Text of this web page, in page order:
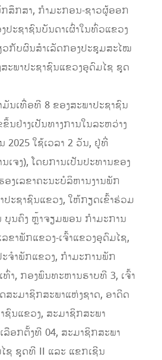
ສຶກສາ, ກຳມະກອນ-ຊາວຜູ້ອອກ
ປະຊາຊົນບັນດາເຜົ່າໃນທົ່ວແຂວງ
ກັບຜົນສໍາເລັດກອງປະຊຸມສະໄໝ
ະພາປະຊາຊົນແຂວງອຸດົມໄຊ ຊຸດ
ນເທື່ອທີ 8 ຂອງສະພາປະຊາຊົນ
ນຢ່າງເປັນທາງການໃນລະຫວ່າງ
2025 ໃຊ້ເວລາ 2 ວັນ, ຢູ່ທີ່
ເຈງ), ໂດຍການເປັນປະທານຂອງ
ງເລຂາຄະນະບໍລິຫານງານພັກ
ປະຊາຊົນແຂວງ, ໃຫ້ກຽດເຂົ້າຮ່ວມ
ບຸນຄົງ ຫຼ້າຈຽມພອນ ກໍາມະການ
ຂາພັກແຂວງ-ເຈົ້າແຂວງອຸດົມໄຊ,
ຈໍາພັກແຂວງ, ກຳມະການພັກ
ທົ່າ, ກອງພົນທະຫານຮາບທີ 3, ເຈົ້າ
ສະມາຊິກສະພາແຫ່ງຊາດ, ອາດີດ
ຊົນແຂວງ, ສະມາຊິກສະພາ
ລືອກຕັ້ງທີ 04, ສະມາຊິກສະພາ
ຊ ຊຸດທີ II ແລະ ແຂກເຊີນ